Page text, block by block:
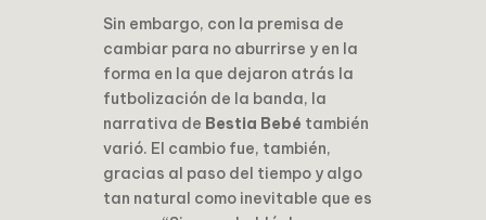
Sin embargo, con la premisa de
cambiar para no aburrirse y en la
forma en la que dejaron atrás la
futbolización de la banda, la
narrativa de Bestia Bebé también
varió. El cambio fue, también,
gracias al paso del tiempo y algo
tan natural como inevitable que es